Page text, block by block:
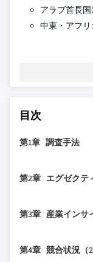
アラブ首長
中東・アフリ
目次
第1章 調査手法
1.2 調査デ
1.2.2
1.3.1
第2章 エグゼクテ
2.2 主要市
2.2.2
第3章 産業インサ
3.1.1
第4章 競合状況（